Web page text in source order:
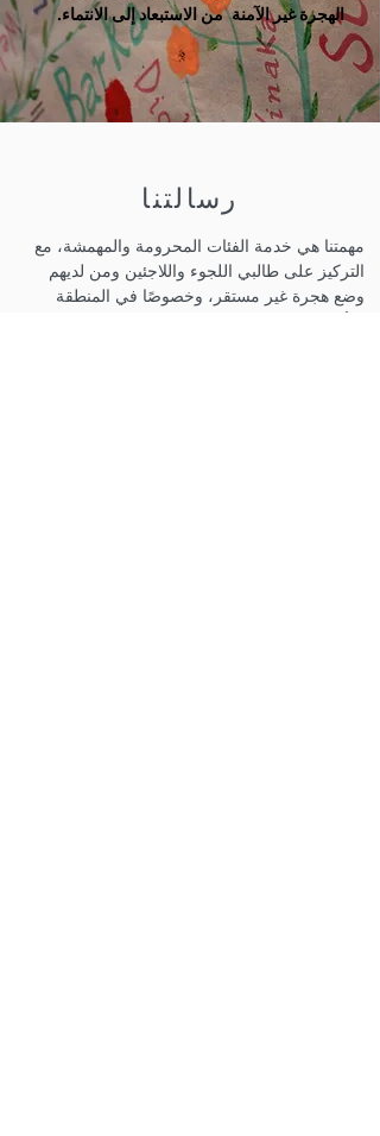
الهجرة غير الآمنة من الاستبعاد إلى الانتماء.
رسالتنا
مهمتنا هي خدمة الفئات المحرومة والمهمشة، مع
التركيز على طالبي اللجوء واللاجئين ومن لديهم
وضع هجرة غير مستقر، وخصوصًا في المنطقة